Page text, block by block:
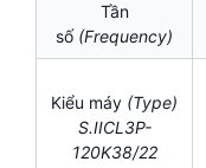
Tần
số (Frequency)
Kiểu máy (Type)
S.IICL3P-
120K38/22